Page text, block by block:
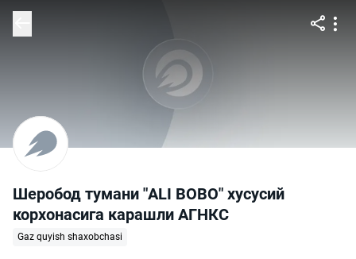
Шеробод тумани "ALI BOBO" хусусий
корхонасига карашли АГНКС
Gaz quyish shaxobchasi